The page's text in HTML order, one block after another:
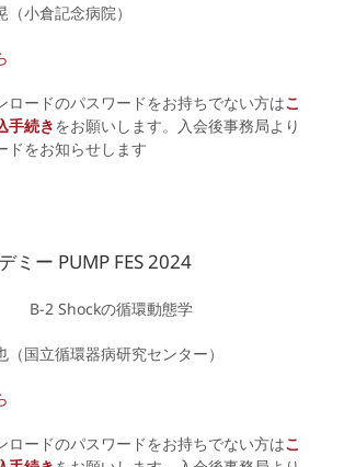
小倉記念病院）
ードのパスワードをお持ちでない方はこ
手続きをお願いします。入会後事務局より
ドをお知らせします
ミー PUMP FES 2024
B-2 Shockの循環動態学
国立循環器病研究センター）
ードのパスワードをお持ちでない方はこ